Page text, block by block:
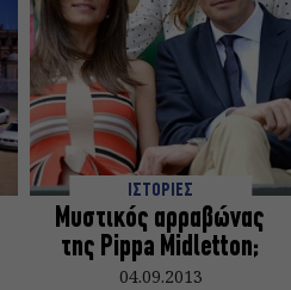
ΙΣΤΟΡΙΕΣ
Μυστικός αρραβώνας
της Pippa Midletton;
04.09.2013